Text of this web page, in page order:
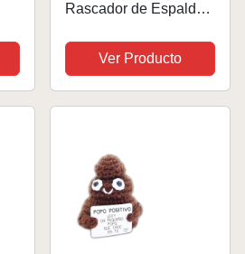
Rascador de Espalda
Rascadorde Espalda
Telescópico de Acero
Inoxidable,
Portátil Espalda...
Ver Producto